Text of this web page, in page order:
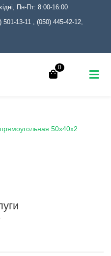
Пн-Пт: 8:00-16:00
501-13-11 , (050) 445-42-12,
0
50х40х2